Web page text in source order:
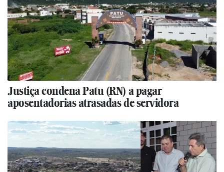
Justiça condena Patu (RN) a pagar
aposentadorias atrasadas de servidora